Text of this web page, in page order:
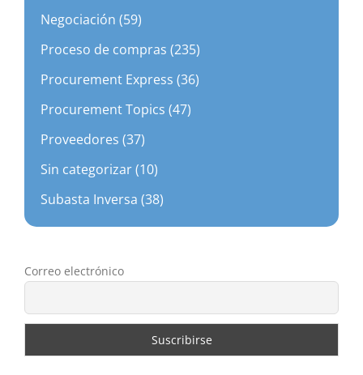
Negociación (59)
Proceso de compras (235)
Procurement Express (36)
Procurement Topics (47)
Proveedores (37)
Sin categorizar (10)
Subasta Inversa (38)
Correo electrónico